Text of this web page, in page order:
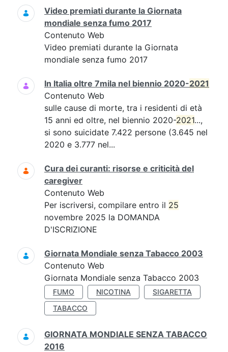
Video premiati durante la Giornata
mondiale senza fumo 2017
Contenuto Web
Video premiati durante la Giornata
mondiale senza fumo 2017
In Italia oltre 7mila nel biennio 2020-2021
Contenuto Web
sulle cause di morte, tra i residenti di età
15 anni ed oltre, nel biennio 2020-2021...,
si sono suicidate 7.422 persone (3.645 nel
2020 e 3.777 nel...
Cura dei curanti: risorse e criticità del
caregiver
Contenuto Web
Per iscriversi, compilare entro il 25
novembre 2025 la DOMANDA
D'ISCRIZIONE
Giornata Mondiale senza Tabacco 2003
Contenuto Web
Giornata Mondiale senza Tabacco 2003
FUMO NICOTINA
SIGARETTA
TABACCO
GIORNATA MONDIALE SENZA TABACCO
2016